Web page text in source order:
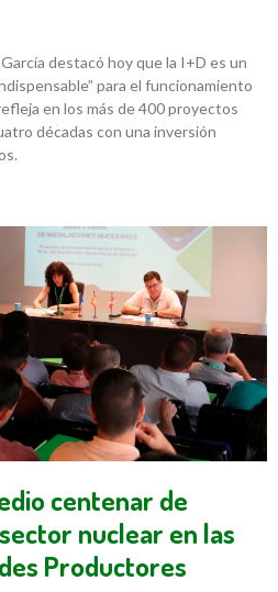
destacó hoy que la I+D es un
para el funcionamiento
en los más de 400 proyectos
décadas con una inversión
centenar de
nuclear en las
Productores